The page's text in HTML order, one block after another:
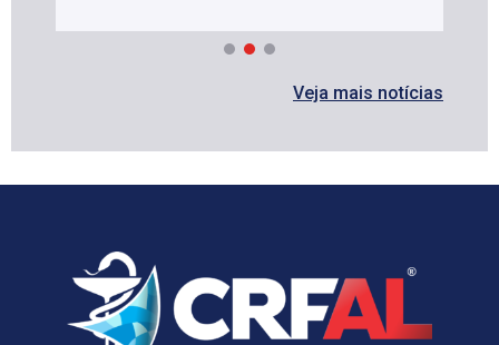
Veja mais notícias